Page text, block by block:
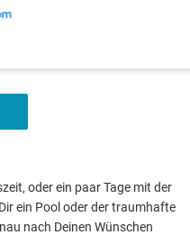
oder ein paar Tage mit der
ein Pool oder der traumhafte
nach Deinen Wünschen